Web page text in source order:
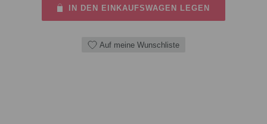
IN DEN EINKAUFSWAGEN LEGEN
Auf meine Wunschliste